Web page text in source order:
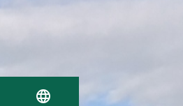
language